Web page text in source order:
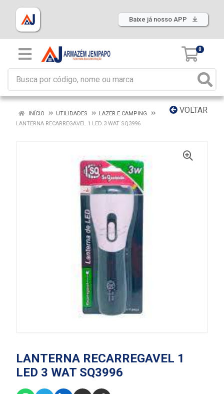
Baixe já nosso APP
0
VOLTAR
INÍCIO UTILIDADES
LAZER E CAMPING
LANTERNA RECARREGAVEL 1 LED 3 WAT SQ3996
LANTERNA RECARREGAVEL 1
LED 3 WAT SQ3996